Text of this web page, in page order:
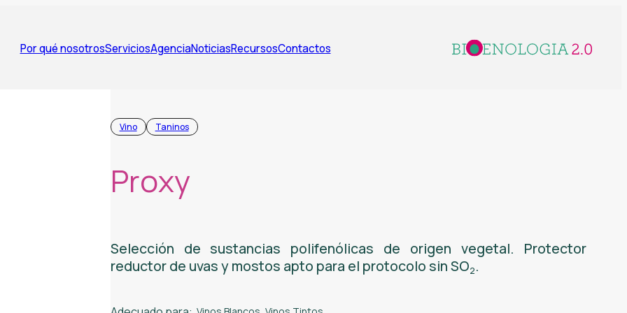
Por qué nosotrosServiciosAgenciaNoticiasRecursosContactos
Vino Taninos
Proxy
Selección de sustancias polifenólicas de origen vegetal. Protector
reductor de uvas y mostos apto para el protocolo sin SO2.